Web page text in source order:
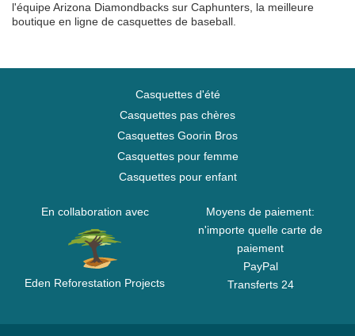
l'équipe Arizona Diamondbacks sur Caphunters, la meilleure
boutique en ligne de casquettes de baseball.
Casquettes d'été
Casquettes pas chères
Casquettes Goorin Bros
Casquettes pour femme
Casquettes pour enfant
En collaboration avec
Eden Reforestation Projects
Moyens de paiement:
n'importe quelle carte de
paiement
PayPal
Transferts 24